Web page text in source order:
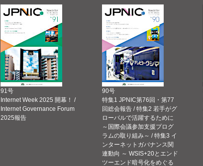
91号
Internet Week 2025 開幕！ /
Internet Governance Forum
2025報告
90号
特集1 JPNIC第76回・第77
回総会報告 / 特集2 若手がグ
ローバルで活躍するために
～国際会議参加支援プログ
ラムの取り組み～ / 特集3 イ
ンターネットガバナンス関
連動向 ～ WSIS+20とエンド
ツーエンド暗号化をめぐる